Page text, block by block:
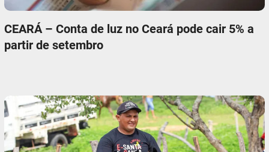
CEARÁ – Conta de luz no Ceará pode cair 5% a
partir de setembro